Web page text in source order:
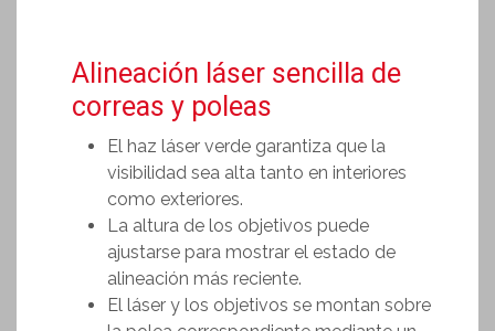
Alineación láser sencilla de
correas y poleas
El haz láser verde garantiza que la
visibilidad sea alta tanto en interiores
como exteriores.
La altura de los objetivos puede
ajustarse para mostrar el estado de
alineación más reciente.
El láser y los objetivos se montan sobre